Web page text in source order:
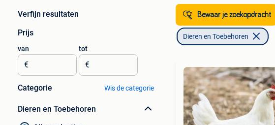
Verfijn resultaten
Prijs
van
€
tot
€
Categorie Wis de categorie
Dieren en Toebehoren
Bewaar je zoekopdracht
Dieren en Toebehoren